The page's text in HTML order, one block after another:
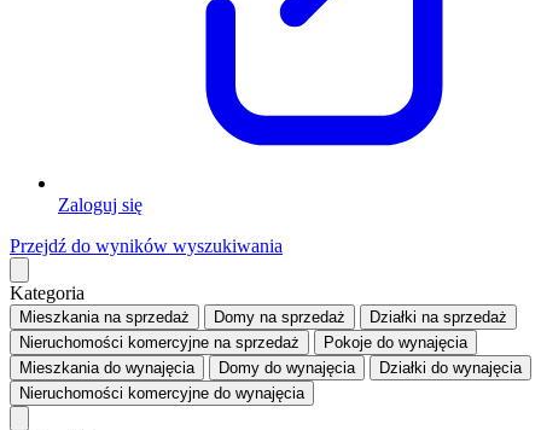
Zaloguj się
Przejdź do wyników wyszukiwania
Kategoria
Mieszkaniana sprzedaż Domy na sprzedaż Działki na sprzedaż
Nieruchomości komercyjne na sprzedaż Pokoje do wynajęcia
Mieszkaniado wynajęcia Domy do wynajęcia Działki do wynajęcia
Nieruchomości komercyjne do wynajęcia